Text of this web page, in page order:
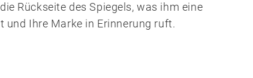
Rückseite des Spiegels, was ihm eine
und Ihre Marke in Erinnerung ruft.